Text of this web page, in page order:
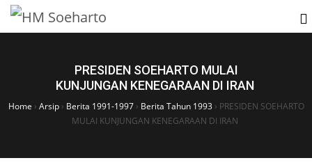
PRESIDEN SOEHARTO MULAI
KUNJUNGAN KENEGARAAN DI IRAN
Home › Arsip› Berita 1991-1997› Berita Tahun 1993› PRESIDEN SOEHARTO
MULAI KUNJUNGAN KENEGARAAN DI IRAN